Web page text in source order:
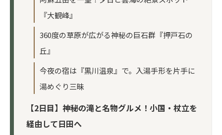
『大観峰』
360度の草原が広がる神秘の巨石群『押戸石の
丘』
今夜の宿は『黒川温泉』で。入湯手形を片手に
湯めぐり三昧
【2日目】神秘の滝と名物グルメ！小国・杖立を
経由して日田へ